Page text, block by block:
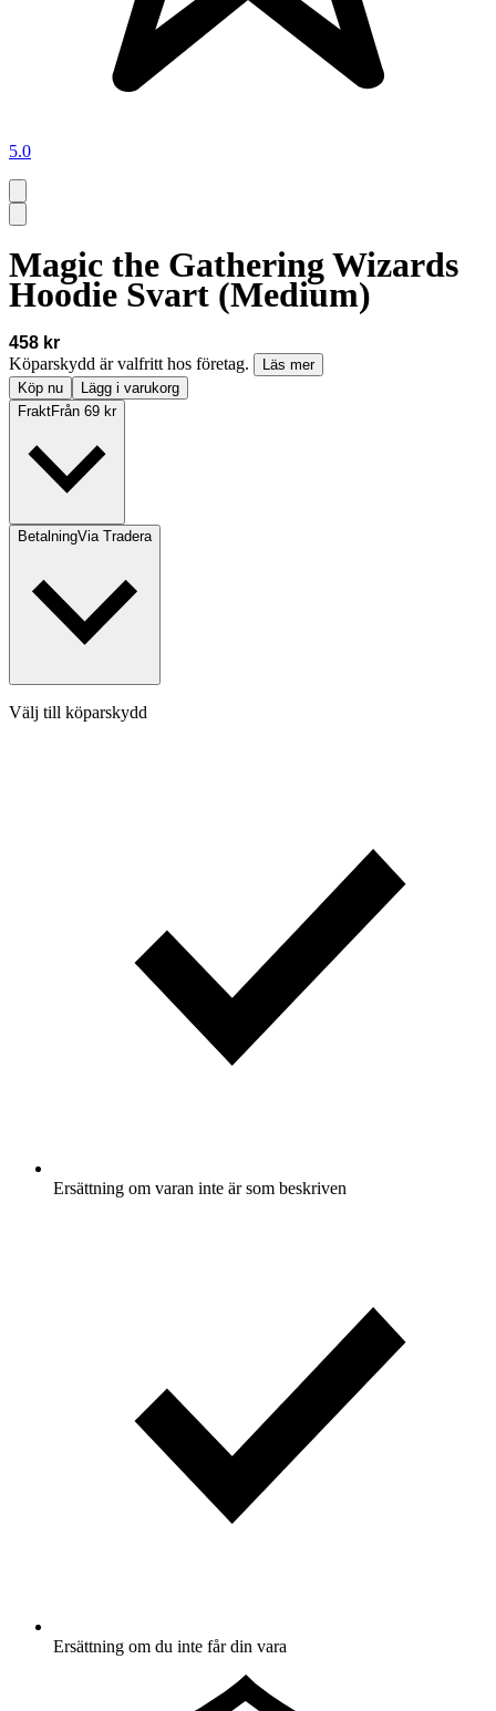
5.0
Magic the Gathering Wizards
Hoodie Svart (Medium)
458 kr
Köparskydd är valfritt hos företag.
Läs mer
Köp nu
Lägg i varukorg
FraktFrån 69 kr
BetalningVia Tradera
Välj till köparskydd
Ersättning om varan inte är som beskriven
Ersättning om du inte får din vara